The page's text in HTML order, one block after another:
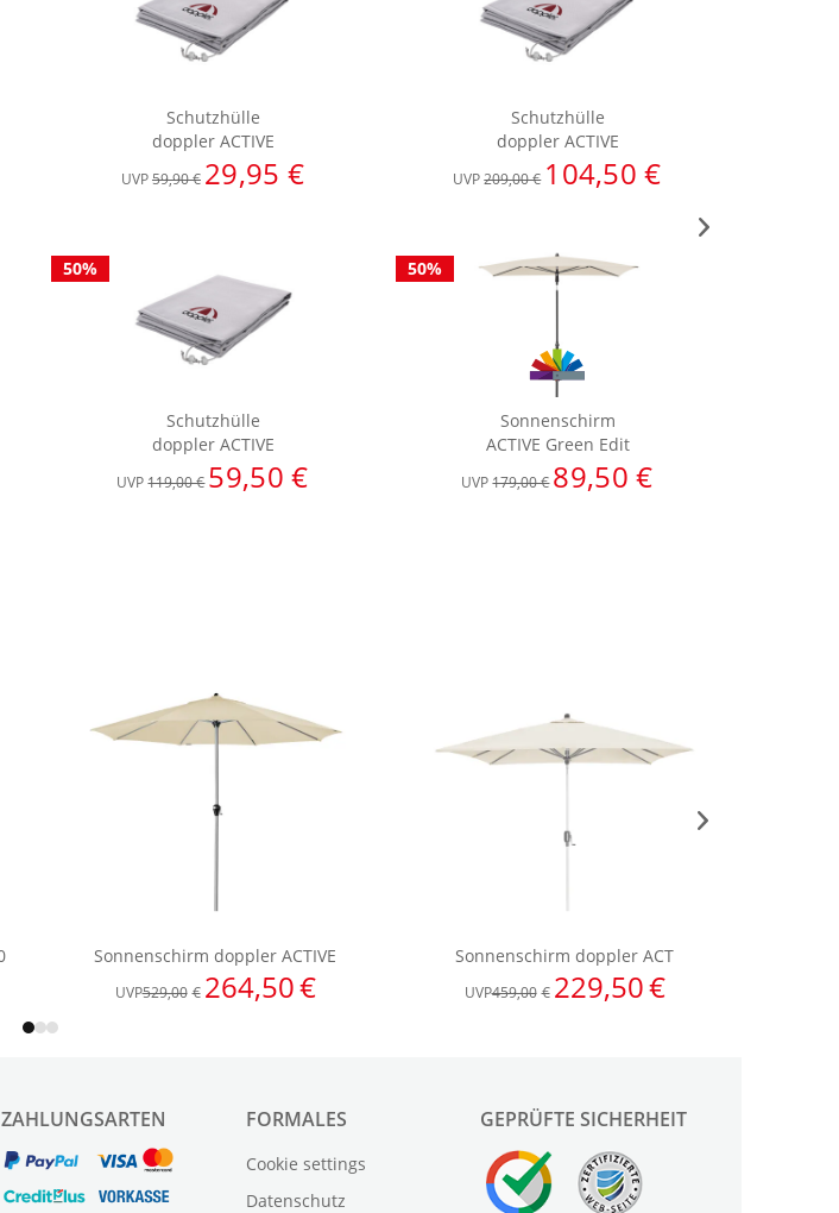
Schutzhülle
doppler ACTIVE
UVP59,90 € 29,95 €
50%
Schutzhülle
doppler ACTIVE
UVP119,00 € 59,50 €
Schutzhülle
doppler ACTIVE
UVP209,00 € 104,50 €
50%
Sonnenschirm
ACTIVE Green Edit
UVP179,00 € 89,50 €
ZAHLUNGSARTEN FORMALES
Cookie settings
Datenschutz
GEPRÜFTE SICHERHEIT